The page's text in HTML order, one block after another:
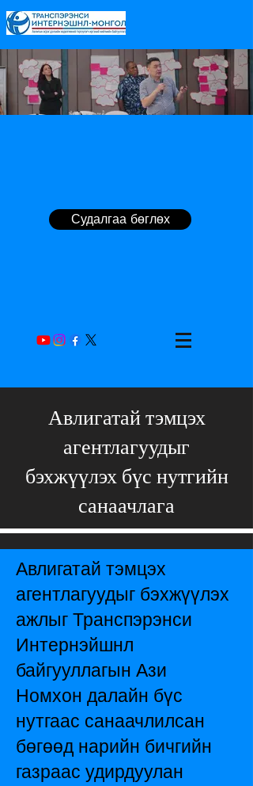
Судалгаа бөглөх
Авлигатай тэмцэх
агентлагуудыг
бэхжүүлэх бүс нутгийн
санаачлага
Авлигатай тэмцэх
агентлагуудыг бэхжүүлэх
ажлыг Транспэрэнси
Интернэйшнл
байгууллагын Ази
Номхон далайн бүс
нутгаас санаачлилсан
бөгөөд нарийн бичгийн
газраас удирдуулан